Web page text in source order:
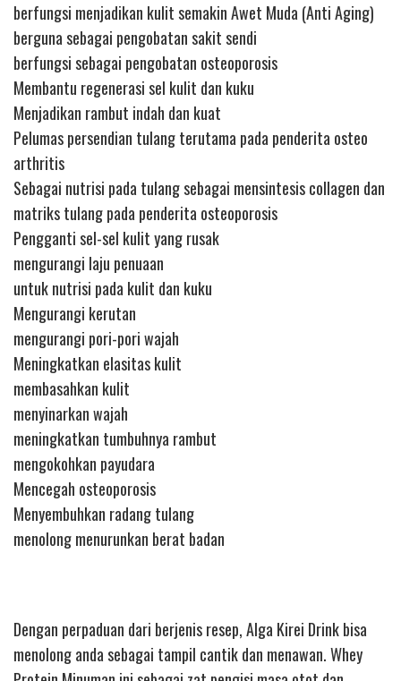
berfungsi menjadikan kulit semakin Awet Muda (Anti Aging)
berguna sebagai pengobatan sakit sendi
berfungsi sebagai pengobatan osteoporosis
Membantu regenerasi sel kulit dan kuku
Menjadikan rambut indah dan kuat
Pelumas persendian tulang terutama pada penderita osteo
arthritis
Sebagai nutrisi pada tulang sebagai mensintesis collagen dan
matriks tulang pada penderita osteoporosis
Pengganti sel-sel kulit yang rusak
mengurangi laju penuaan
untuk nutrisi pada kulit dan kuku
Mengurangi kerutan
mengurangi pori-pori wajah
Meningkatkan elasitas kulit
membasahkan kulit
menyinarkan wajah
meningkatkan tumbuhnya rambut
mengokohkan payudara
Mencegah osteoporosis
Menyembuhkan radang tulang
menolong menurunkan berat badan
Dengan perpaduan dari berjenis resep, Alga Kirei Drink bisa
menolong anda sebagai tampil cantik dan menawan. Whey